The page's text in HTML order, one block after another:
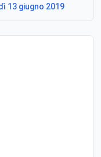
13 giugno 2019